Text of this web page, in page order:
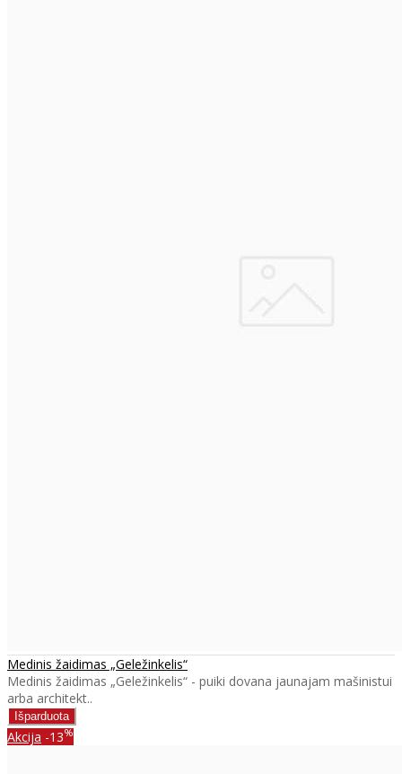
Medinis žaidimas „Geležinkelis“
Medinis žaidimas „Geležinkelis“ - puiki dovana jaunajam mašinistui
arba architekt..
Akcija -13%